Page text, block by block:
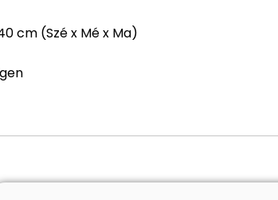
cm (Szé x Mé x Ma)